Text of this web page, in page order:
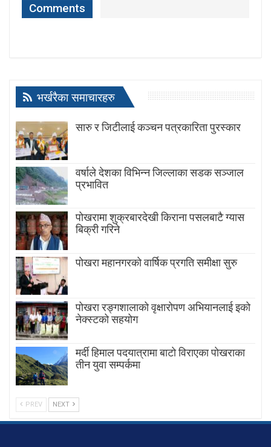
Comments
भर्खरैका समाचारहरु
सारु र जिटीलाई कञ्चन पत्रकारिता पुरस्कार
वर्षाले देशका विभिन्न जिल्लाका सडक सञ्जाल
प्रभावित
पोखरामा शुक्रबारदेखी किराना पसलबाटै ग्यास
बिक्री गरिने
पोखरा महानगरको वार्षिक प्रगति समीक्षा सुरु
पोखरा रङ्गशालाको वृक्षारोपण अभियानलाई इको
नेक्स्टको सहयोग
मर्दी हिमाल पदयात्रामा बाटाे विराएका पाेखराका
तीन युवा सम्पर्कमा
PREV NEXT